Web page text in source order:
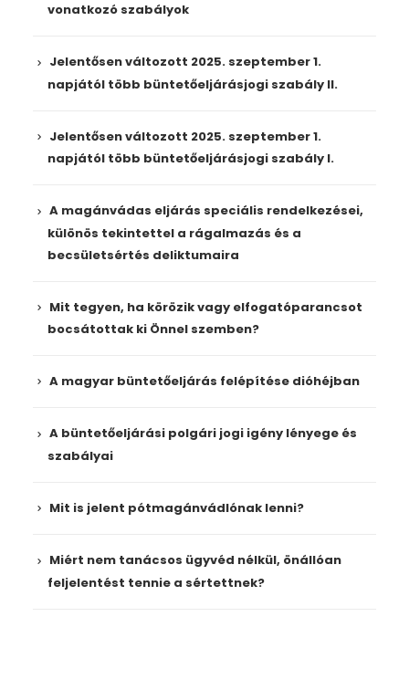
vonatkozó szabályok
Jelentősen változott 2025. szeptember 1.
napjától több büntetőeljárásjogi szabály II.
Jelentősen változott 2025. szeptember 1.
napjától több büntetőeljárásjogi szabály I.
A magánvádas eljárás speciális rendelkezései,
különös tekintettel a rágalmazás és a
becsületsértés deliktumaira
Mit tegyen, ha körözik vagy elfogatóparancsot
bocsátottak ki Önnel szemben?
A magyar büntetőeljárás felépítése dióhéjban
A büntetőeljárási polgári jogi igény lényege és
szabályai
Mit is jelent pótmagánvádlónak lenni?
Miért nem tanácsos ügyvéd nélkül, önállóan
feljelentést tennie a sértettnek?